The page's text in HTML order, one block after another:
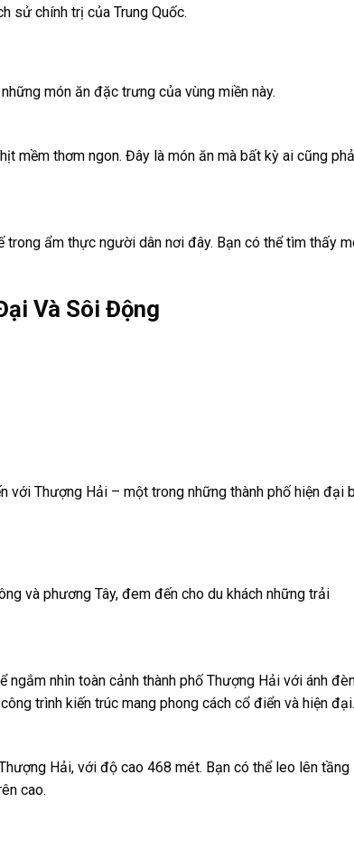
sử chính trị của Trung Quốc.
món ăn đặc trưng của vùng miền này.
mềm thơm ngon. Đây là món ăn mà bất kỳ ai cũng
ẩm thực người dân nơi đây. Bạn có thể tìm thấy
Và Sôi Động
với Thượng Hải – một trong những thành phố hiện đại
và phương Tây, đem đến cho du khách những trải
nhìn toàn cảnh thành phố Thượng Hải với ánh
trình kiến trúc mang phong cách cổ điển và hiện đại.
Hải, với độ cao 468 mét. Bạn có thể leo lên tầng
cao.